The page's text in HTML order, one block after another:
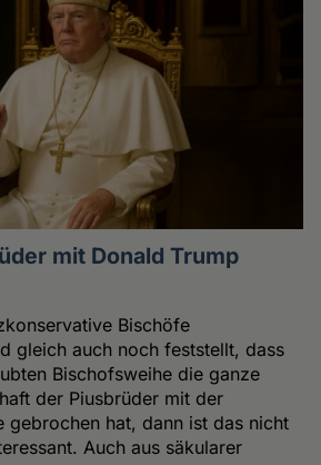
mit Donald Trump
Bischöfe
gleich auch noch feststellt, dass
Bischofsweihe die ganze
der Piusbrüder mit der
gebrochen hat, dann ist das nicht
Auch aus säkularer